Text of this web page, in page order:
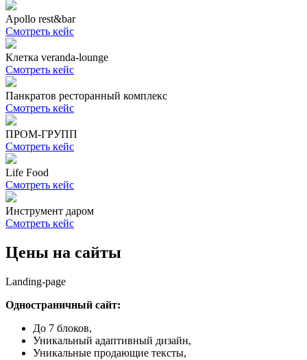
Apollo rest&bar
Смотреть кейс
Клетка veranda-lounge
Смотреть кейс
Панкратов ресторанный комплекс
Смотреть кейс
ПРОМ-ГРУПП
Смотреть кейс
Life Food
Смотреть кейс
Инструмент даром
Смотреть кейс
Цены на сайты
Landing-page
Одностраничный сайт:
До 7 блоков,
Уникальный адаптивный дизайн,
Уникальные продающие тексты,